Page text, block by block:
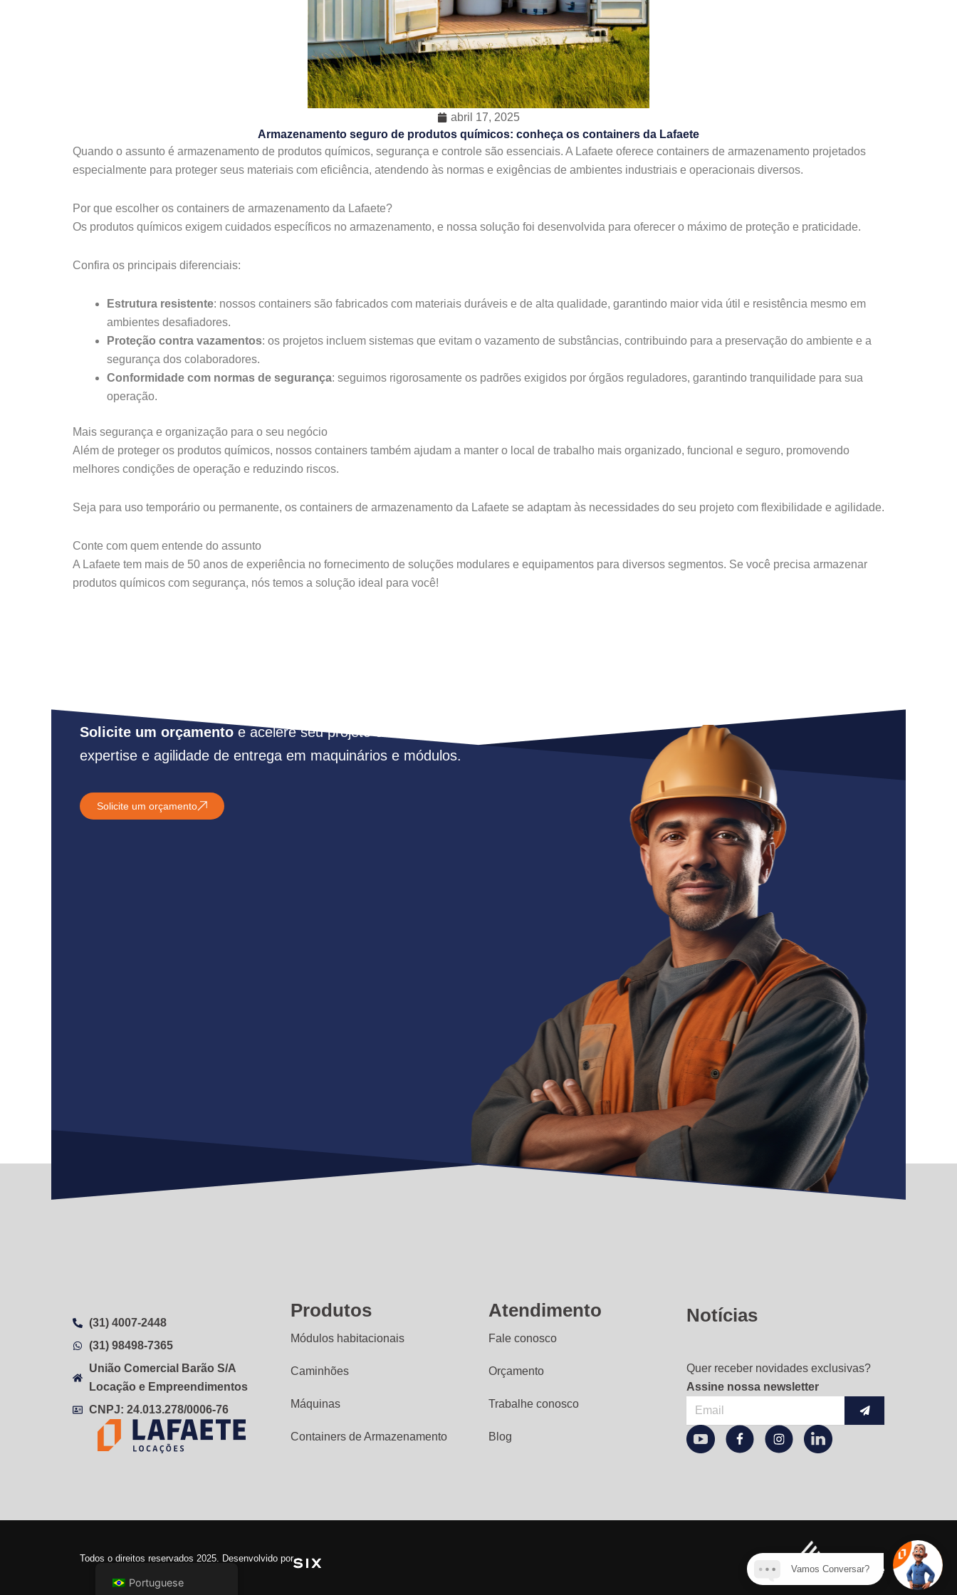
abril 17, 2025
Armazenamento seguro de produtos químicos: conheça os containers da Lafaete
Quando o assunto é armazenamento de produtos químicos, segurança e controle são essenciais. A Lafaete oferece containers de armazenamento projetados
especialmente para proteger seus materiais com eficiência, atendendo às normas e exigências de ambientes industriais e operacionais diversos.
Por que escolher os containers de armazenamento da Lafaete?
Os produtos químicos exigem cuidados específicos no armazenamento, e nossa solução foi desenvolvida para oferecer o máximo de proteção e praticidade.
Confira os principais diferenciais:
Estrutura resistente: nossos containers são fabricados com materiais duráveis e de alta qualidade, garantindo maior vida útil e resistência mesmo em
ambientes desafiadores.
Proteção contra vazamentos: os projetos incluem sistemas que evitam o vazamento de substâncias, contribuindo para a preservação do ambiente e a
segurança dos colaboradores.
Conformidade com normas de segurança: seguimos rigorosamente os padrões exigidos por órgãos reguladores, garantindo tranquilidade para sua
operação.
Mais segurança e organização para o seu negócio
Além de proteger os produtos químicos, nossos containers também ajudam a manter o local de trabalho mais organizado, funcional e seguro, promovendo
melhores condições de operação e reduzindo riscos.
Seja para uso temporário ou permanente, os containers de armazenamento da Lafaete se adaptam às necessidades do seu projeto com flexibilidade e agilidade.
Conte com quem entende do assunto
A Lafaete tem mais de 50 anos de experiência no fornecimento de soluções modulares e equipamentos para diversos segmentos. Se você precisa armazenar
produtos químicos com segurança, nós temos a solução ideal para você!
Solicite um orçamento e acelere seu projeto com nossa
expertise e agilidade de entrega em maquinários e módulos.
Solicite um orçamento
(31) 4007-2448
(31) 98498-7365
União Comercial Barão S/A
Locação e Empreendimentos
CNPJ: 24.013.278/0006-76
Produtos
Módulos habitacionais
Caminhões
Máquinas
Containers de Armazenamento
Atendimento
Fale conosco
Orçamento
Trabalhe conosco
Blog
Notícias
Quer receber novidades exclusivas?
Assine nossa newsletter
Todos o direitos reservados 2025. Desenvolvido por
Portuguese
Vamos Conversar?